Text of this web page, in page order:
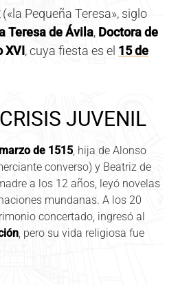
(«la Pequeña Teresa», siglo
Teresa de Ávila, Doctora de
XVI, cuya fiesta es el 15 de
JUVENIL
de 1515 , hija de Alonso
converso) y Beatriz de
a los 12 años, leyó novelas
mundanas. A los 20
concertado, ingresó al
, pero su vida religiosa fue